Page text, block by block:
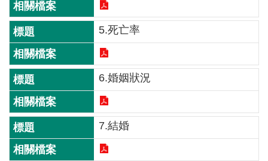
題
政
策
訊
息
快
遞
主
題
服
5.死亡率
6.婚姻狀況
7.結婚